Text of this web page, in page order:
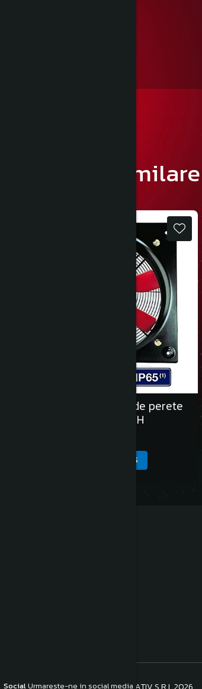
SocialUrmareste-ne in social media
Produse similare
Ventilatoare axiale de perete
HCFB/2-250/H
ADAUGA IN COS